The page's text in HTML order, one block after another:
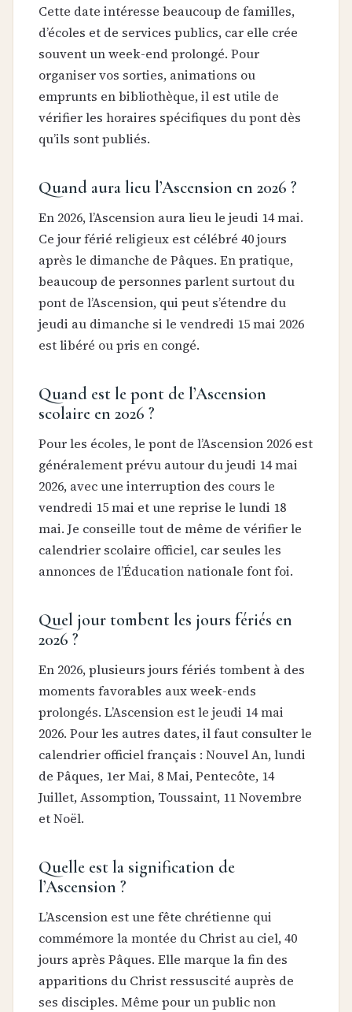
Cette date intéresse beaucoup de familles,
d’écoles et de services publics, car elle crée
souvent un week-end prolongé. Pour
organiser vos sorties, animations ou
emprunts en bibliothèque, il est utile de
vérifier les horaires spécifiques du pont dès
qu’ils sont publiés.
Quand aura lieu l’Ascension en 2026 ?
En 2026, l’Ascension aura lieu le jeudi 14 mai.
Ce jour férié religieux est célébré 40 jours
après le dimanche de Pâques. En pratique,
beaucoup de personnes parlent surtout du
pont de l’Ascension, qui peut s’étendre du
jeudi au dimanche si le vendredi 15 mai 2026
est libéré ou pris en congé.
Quand est le pont de l’Ascension
scolaire en 2026 ?
Pour les écoles, le pont de l’Ascension 2026 est
généralement prévu autour du jeudi 14 mai
2026, avec une interruption des cours le
vendredi 15 mai et une reprise le lundi 18
mai. Je conseille tout de même de vérifier le
calendrier scolaire officiel, car seules les
annonces de l’Éducation nationale font foi.
Quel jour tombent les jours fériés en
2026 ?
En 2026, plusieurs jours fériés tombent à des
moments favorables aux week-ends
prolongés. L’Ascension est le jeudi 14 mai
2026. Pour les autres dates, il faut consulter le
calendrier officiel français : Nouvel An, lundi
de Pâques, 1er Mai, 8 Mai, Pentecôte, 14
Juillet, Assomption, Toussaint, 11 Novembre
et Noël.
Quelle est la signification de
l’Ascension ?
L’Ascension est une fête chrétienne qui
commémore la montée du Christ au ciel, 40
jours après Pâques. Elle marque la fin des
apparitions du Christ ressuscité auprès de
ses disciples. Même pour un public non